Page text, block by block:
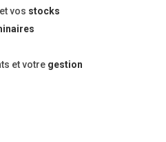
et vos stocks
et votre gestion